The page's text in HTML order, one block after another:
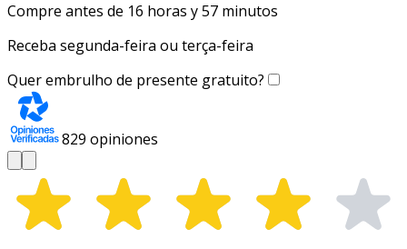
Compre antes de 16 horas y 57 minutos
Receba segunda-feira ou terça-feira
Quer embrulho de presente gratuito?
829 opiniones